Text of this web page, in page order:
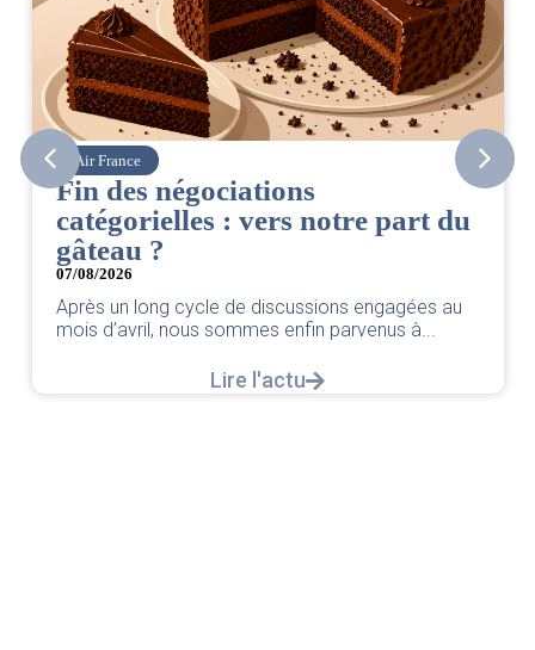
: vers notre part du
de discussions engagées au
sommes enfin parvenus à...
CSE. Juillet
06/08/2026|ACCÈS